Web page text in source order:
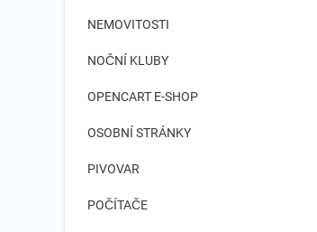
NEMOVITOSTI
NOČNÍ KLUBY
OPENCART E-SHOP
OSOBNÍ STRÁNKY
PIVOVAR
POČÍTAČE